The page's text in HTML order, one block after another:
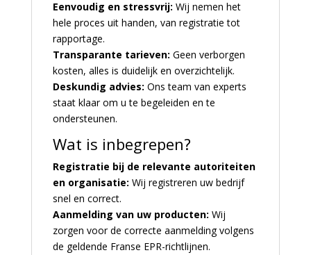
Eenvoudig en stressvrij: Wij nemen het
hele proces uit handen, van registratie tot
rapportage.
Transparante tarieven: Geen verborgen
kosten, alles is duidelijk en overzichtelijk.
Deskundig advies: Ons team van experts
staat klaar om u te begeleiden en te
ondersteunen.
Wat is inbegrepen?
Registratie bij de relevante autoriteiten
en organisatie: Wij registreren uw bedrijf
snel en correct.
Aanmelding van uw producten: Wij
zorgen voor de correcte aanmelding volgens
de geldende Franse EPR-richtlijnen.